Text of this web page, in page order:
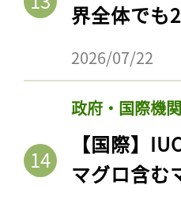
界全体でも
2026/07/22
政府・国際機
【国際】
マグロ含む